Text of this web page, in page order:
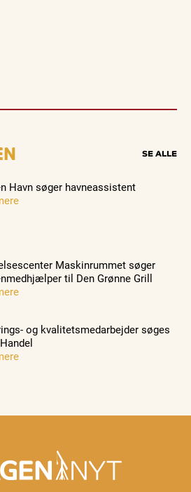
SE ALLE
Havn søger havneassistent
Maskinrummet søger
til Den Grønne Grill
og kvalitetsmedarbejder søges